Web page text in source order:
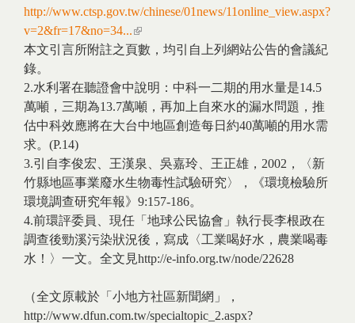
http://www.ctsp.gov.tw/chinese/01news/11online_view.aspx?
v=2&fr=17&no=34...(link is external)
本文引言所附註之頁數，均引自上列網站公告的會議紀
錄。
2.水利署在聽證會中說明：中科一二期的用水量是14.5
萬噸，三期為13.7萬噸，再加上自來水的漏水問題，推
估中科效應將在大台中地區創造每日約40萬噸的用水需
求。(P.14)
3.引自李俊宏、王漢泉、吳嘉玲、王正雄，2002，〈新
竹縣地區事業廢水生物毒性試驗研究〉，《環境檢驗所
環境調查研究年報》9:157-186。
4.前環評委員、現任「地球公民協會」執行長李根政在
調查後勁溪污染狀況後，寫成〈工業喝好水，農業喝毒
水！〉一文。全文見http://e-info.org.tw/node/22628
（全文原載於「小地方社區新聞網」，
http://www.dfun.com.tw/specialtopic_2.aspx?